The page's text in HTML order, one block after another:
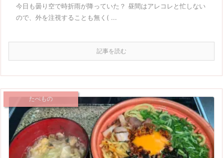
今日も曇り空で時折雨が降っていた？ 昼間はアレコレと忙しない
ので、外を注視することも無く( ...
記事を読む
たべもの